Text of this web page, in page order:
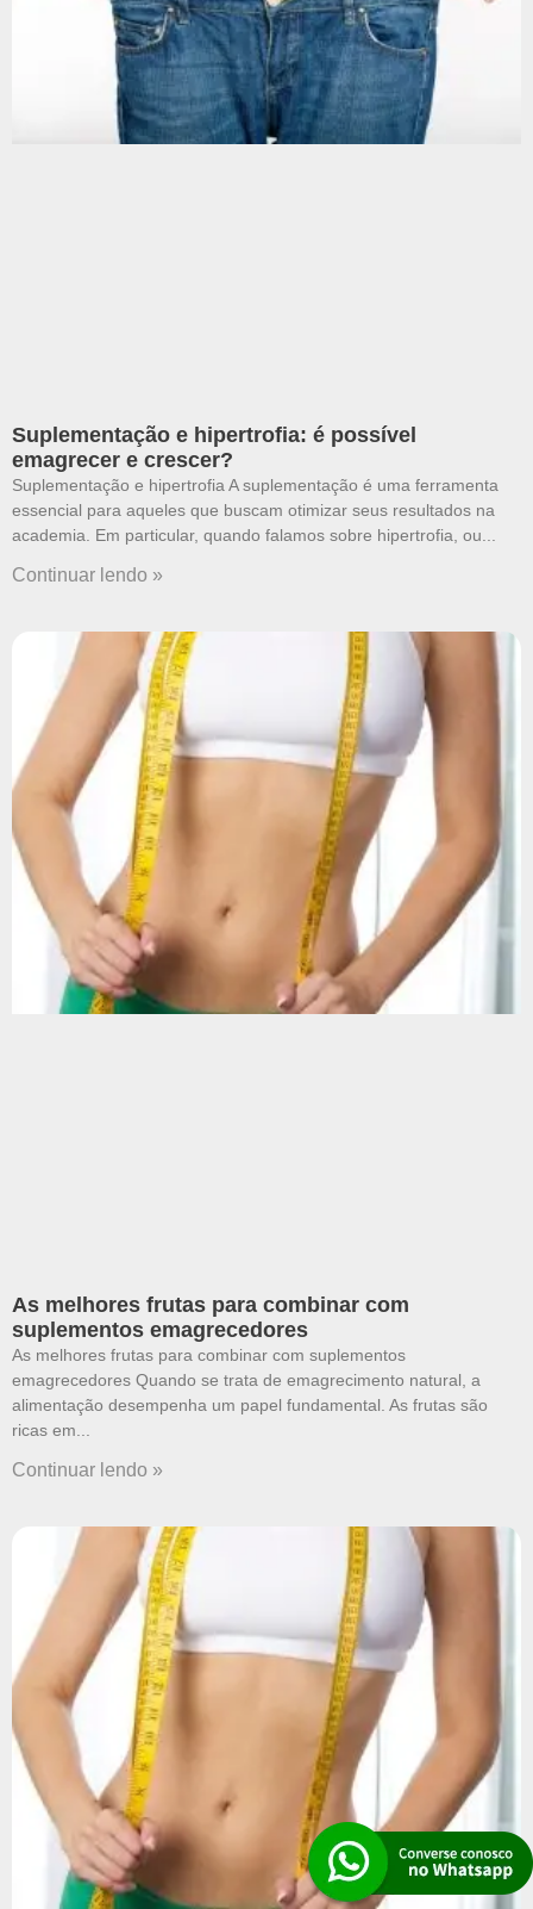
Suplementação e hipertrofia: é possível
emagrecer e crescer?
Suplementação e hipertrofia A suplementação é uma ferramenta
essencial para aqueles que buscam otimizar seus resultados na
academia. Em particular, quando falamos sobre hipertrofia, ou
Continuar lendo »
As melhores frutas para combinar com
suplementos emagrecedores
As melhores frutas para combinar com suplementos
emagrecedores Quando se trata de emagrecimento natural, a
alimentação desempenha um papel fundamental. As frutas são
ricas em
Continuar lendo »